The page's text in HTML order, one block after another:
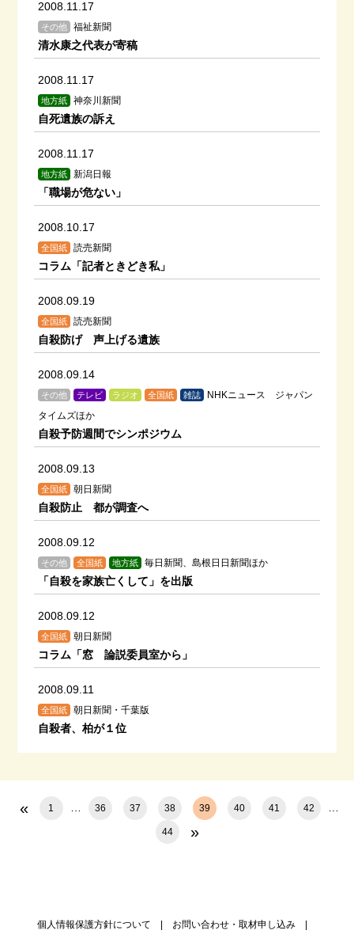
2008.11.17
その他 福祉新聞
清水康之代表が寄稿
2008.11.17
地方紙 神奈川新聞
自死遺族の訴え
2008.11.17
地方紙 新潟日報
「職場が危ない」
2008.10.17
全国紙 読売新聞
コラム「記者ときどき私」
2008.09.19
全国紙 読売新聞
自殺防げ 声上げる遺族
2008.09.14
その他 テレビ ラジオ 全国紙 雑誌
NHKニュース ジャパン
タイムズほか
自殺予防週間でシンポジウム
2008.09.13
全国紙 朝日新聞
自殺防止 都が調査へ
2008.09.12
その他 全国紙 地方紙 毎日新聞、島根日日新聞ほか
「自殺を家族亡くして」を出版
2008.09.12
全国紙 朝日新聞
コラム「窓 論説委員室から」
2008.09.11
全国紙 朝日新聞・千葉版
自殺者、柏が１位
« 1 36 37 38 39 40 41 42
44 »
個人情報保護方針について お問い合わせ・取材申し込み